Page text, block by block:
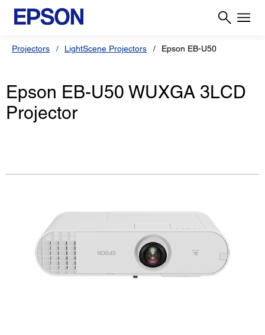
Projectors LightScene Projectors Epson EB-U50
Epson EB-U50 WUXGA 3LCD
Projector